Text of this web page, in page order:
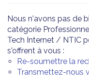
Nous n'avons pas de
catégorie
Tech Internet / NTIC
s'offrent à vous :
Re-soumettre la
Transmettez-nous